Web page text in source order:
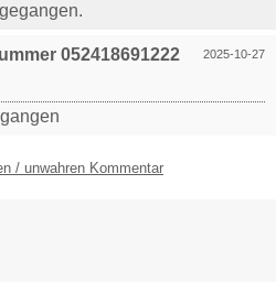
2025-10-27
052418691222
/ unwahren Kommentar